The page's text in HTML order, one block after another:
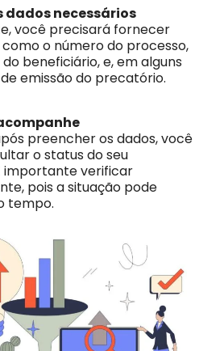
dados necessários
você precisará fornecer
o número do processo,
do beneficiário, e, em alguns
emissão do precatório.
preencher os dados, você
o status do seu
importante verificar
pois a situação pode
tempo.